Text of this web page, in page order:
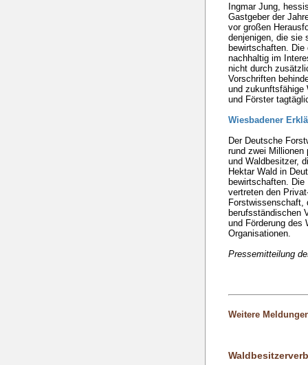
Ingmar Jung,
Gastgeber der
vor großen
denjenigen, die sie
bewirtschaften.
nachhaltig im
nicht durch
Vorschriften
und zukunftsfähige
und Förster
Wiesbadener
Der Deutsche
rund zwei Millionen
und Waldbesitzer,
Hektar Wald in
bewirtschaften. Die
vertreten den
Forstwissenschaft,
berufsständischen
und Förderung des
Organisationen.
Pressemitteilung
Weitere